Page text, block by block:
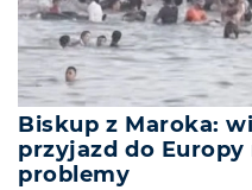
Biskup z Maroka:
przyjazd do
problemy